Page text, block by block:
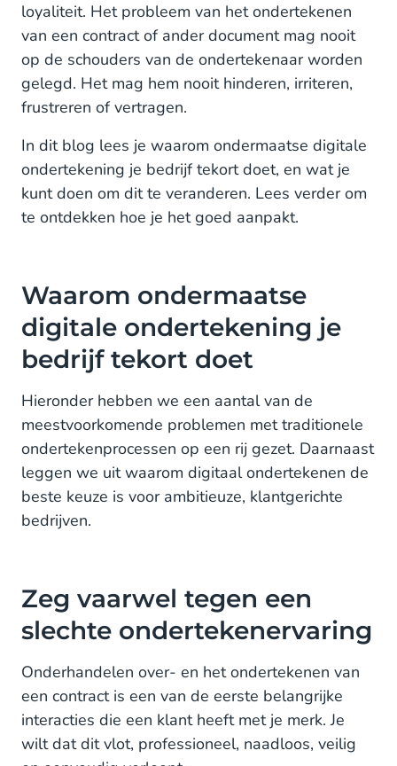
loyaliteit. Het probleem van het ondertekenen
van een contract of ander document mag nooit
op de schouders van de ondertekenaar worden
gelegd. Het mag hem nooit hinderen, irriteren,
frustreren of vertragen.
In dit blog lees je waarom ondermaatse digitale
ondertekening je bedrijf tekort doet, en wat je
kunt doen om dit te veranderen. Lees verder om
te ontdekken hoe je het goed aanpakt.
Waarom ondermaatse
digitale ondertekening je
bedrijf tekort doet
Hieronder hebben we een aantal van de
meestvoorkomende problemen met traditionele
ondertekenprocessen op een rij gezet. Daarnaast
leggen we uit waarom digitaal ondertekenen de
beste keuze is voor ambitieuze, klantgerichte
bedrijven.
Zeg vaarwel tegen een
slechte ondertekenervaring
Onderhandelen over- en het ondertekenen van
een contract is een van de eerste belangrijke
interacties die een klant heeft met je merk. Je
wilt dat dit vlot, professioneel, naadloos, veilig